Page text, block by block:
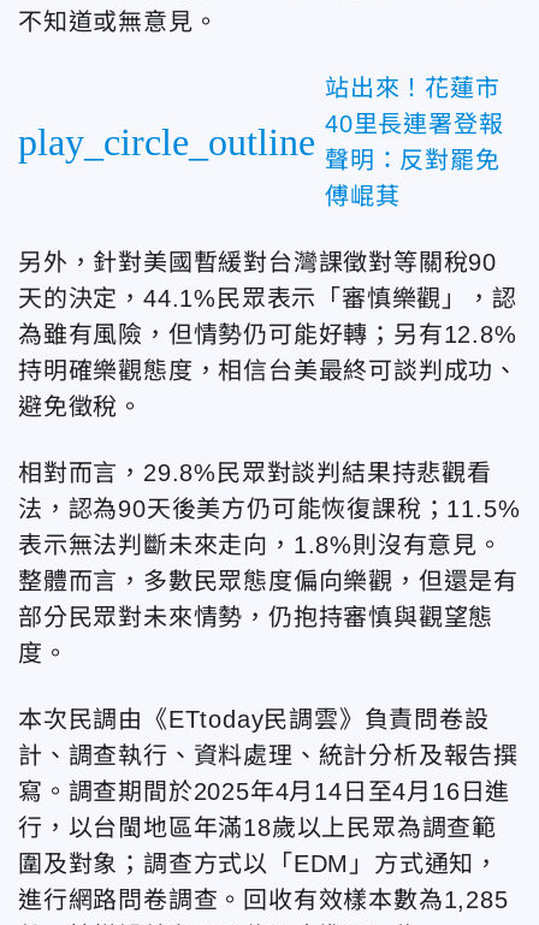
不知道或無意見。
play_circle_outline
站出來！花蓮市
40里長連署登報
聲明：反對罷免
傅崐萁
另外，針對美國暫緩對台灣課徵對等關稅90
天的決定，44.1%民眾表示「審慎樂觀」，認
為雖有風險，但情勢仍可能好轉；另有12.8%
持明確樂觀態度，相信台美最終可談判成功、
避免徵稅。
相對而言，29.8%民眾對談判結果持悲觀看
法，認為90天後美方仍可能恢復課稅；11.5%
表示無法判斷未來走向，1.8%則沒有意見。
整體而言，多數民眾態度偏向樂觀，但還是有
部分民眾對未來情勢，仍抱持審慎與觀望態
度。
本次民調由《ETtoday民調雲》負責問卷設
計、調查執行、資料處理、統計分析及報告撰
寫。調查期間於2025年4月14日至4月16日進
行，以台閩地區年滿18歲以上民眾為調查範
圍及對象；調查方式以「EDM」方式通知，
進行網路問卷調查。回收有效樣本數為1,285